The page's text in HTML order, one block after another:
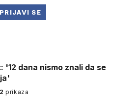
PRIJAVI SE
'12 dana nismo znali da se
prikaza